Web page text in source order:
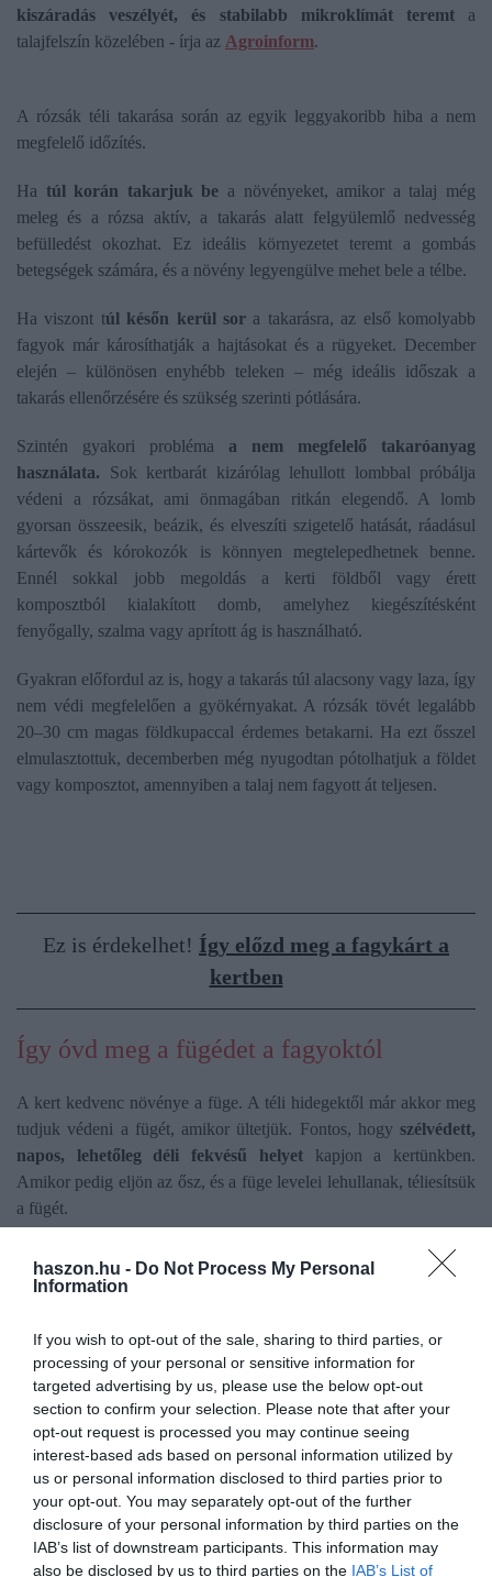
haszon.hu - Do Not Process My Personal
Information
If you wish to opt-out of the sale, sharing to third parties, or
processing of your personal or sensitive information for
targeted advertising by us, please use the below opt-out
section to confirm your selection. Please note that after your
opt-out request is processed you may continue seeing
interest-based ads based on personal information utilized by
us or personal information disclosed to third parties prior to
your opt-out. You may separately opt-out of the further
disclosure of your personal information by third parties on the
IAB’s list of downstream participants. This information may
also be disclosed by us to third parties on the IAB’s List of
kiszáradás veszélyét, és stabilabb mikroklímát teremta
talajfelszín közelében - írja az Agroinform.
A rózsák téli takarása során az egyik leggyakoribb hiba a nem
megfelelő időzítés.
Ha túl korán takarjuk be a növényeket, amikor a talaj még
meleg és a rózsa aktív, a takarás alatt felgyülemlő nedvesség
befülledést okozhat. Ez ideális környezetet teremt a gombás
betegségek számára, és a növény legyengülve mehet bele a télbe.
Ha viszont túl későn kerül sor a takarásra, az első komolyabb
fagyok már károsíthatják a hajtásokat és a rügyeket. December
elején – különösen enyhébb teleken – még ideális időszak a
takarás ellenőrzésére és szükség szerinti pótlására.
Szintén gyakori probléma a nem megfelelő takaróanyag
használata. Sok kertbarát kizárólag lehullott lombbal próbálja
védeni a rózsákat, ami önmagában ritkán elegendő. A lomb
gyorsan összeesik, beázik, és elveszíti szigetelő hatását, ráadásul
kártevők és kórokozók is könnyen megtelepedhetnek benne.
Ennél sokkal jobb megoldás a kerti földből vagy érett
komposztból kialakított domb, amelyhez kiegészítésként
fenyőgally, szalma vagy aprított ág is használható.
Gyakran előfordul az is, hogy a takarás túl alacsony vagy laza, így
nem védi megfelelően a gyökérnyakat. A rózsák tövét legalább
20–30 cm magas földkupaccal érdemes betakarni. Ha ezt ősszel
elmulasztottuk, decemberben még nyugodtan pótolhatjuk a földet
vagy komposztot, amennyiben a talaj nem fagyott át teljesen.
Ez is érdekelhet! Így előzd meg a fagykárt a
kertben
Így óvd meg a fügédet a fagyoktól
A kert kedvenc növénye a füge. A téli hidegektől már akkor meg
tudjuk védeni a fügét, amikor ültetjük. Fontos, hogy szélvédett,
napos, lehetőleg déli fekvésű helyetkapjon a kertünkben.
Amikor pedig eljön az ősz, és a füge levelei lehullanak, téliesítsük
a fügét.
kukoricaszárral vagy
dróthálóval,és tegyünk az ágak közé szalmát, vagy száraz
kertészeti boltokban tudunk beszerezni.
Ha a fügét konténerben neveljük,könnyebb helyzetben
vagyunk, és persze a füge is, mert a tél bejövetele előtt védett
helyre tudjuk vinni. Ha nincs helyünk, akkor természetesen
takarással is meg tudjuk védeni, de ilyenkor nem árt, ha a
konténert is betakarjuk, és védjük a talajtól való hidegektől is, így
felhelyezzük például egy hungarocell dobozra.